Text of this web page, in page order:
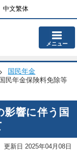
中文繁体
メニュー
国民年金
民年金保険料免除等
響に伴う国
更新日 2025年04月08日